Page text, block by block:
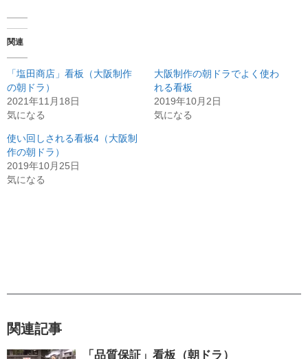
関連
「塩田商店」看板（大阪制作
の朝ドラ）
2021年11月18日
気になる
大阪制作の朝ドラでよく使わ
れる看板
2019年10月2日
気になる
使い回しされる看板4（大阪制
作の朝ドラ）
2019年10月25日
気になる
関連記事
「品質保証」看板（朝ドラ）